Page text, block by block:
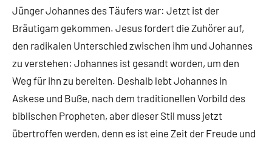
Jünger Johannes des Täufers war: Jetzt ist der
Bräutigam gekommen. Jesus fordert die Zuhörer auf,
den radikalen Unterschied zwischen ihm und Johannes
zu verstehen: Johannes ist gesandt worden, um den
Weg für ihn zu bereiten. Deshalb lebt Johannes in
Askese und Buße, nach dem traditionellen Vorbild des
biblischen Propheten, aber dieser Stil muss jetzt
übertroffen werden, denn es ist eine Zeit der Freude und